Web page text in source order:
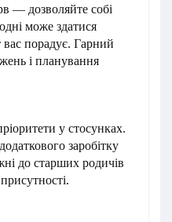
— дозволяйте собі
може здатися
порадує. Гарний
і планування
у стосунках.
заробітку
до старших родичів